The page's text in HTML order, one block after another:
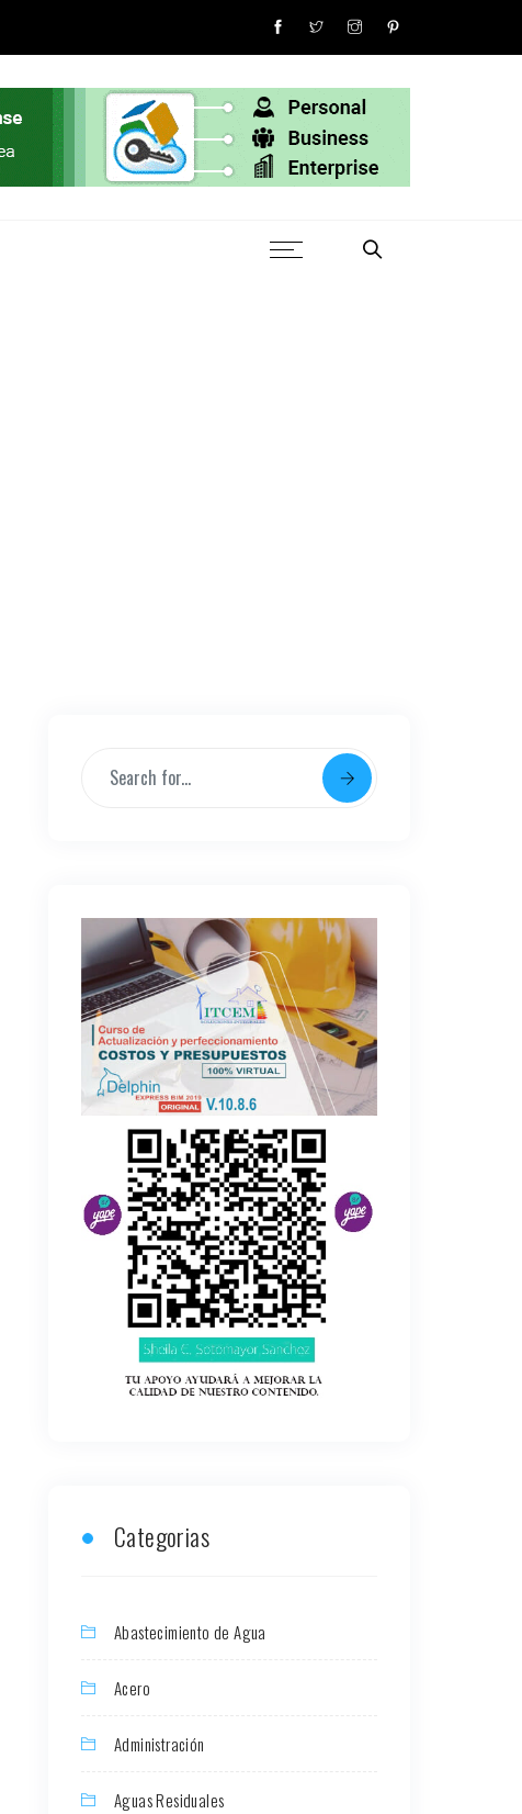
Categorias
Abastecimiento de Agua
Acero
Administración
Aguas Residuales